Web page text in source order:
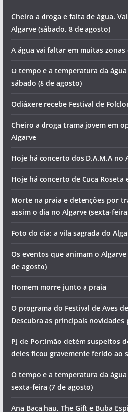
Cheiro a droga e falta de água.
Algarve (sábado, 8 de agosto)
A água vai faltar em muitas zonas
O tempo e a temperatura da
sábado (8 de agosto)
Odiáxere recebe Festival de
Cheiro a droga trama jovem em
Algarve
Hoje há concerto dos D.A.M.A no
Hoje há concerto de Cuca Roseta
Morte na praia e detenções por
assim o dia no Algarve (sexta-
Foto do dia: a vila sagrada do
Os eventos que animam o
de agosto)
Homem morre junto a praia
O programa do Festival de Aves
Descubra as principais novidades
PJ de Portimão detém suspeitos
deles ficou gravemente ferido ao
O tempo e a temperatura da
sexta-feira (7 de agosto)
Ana Bacalhau, The Gift e Buba